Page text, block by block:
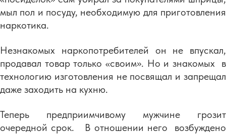
мыл пол и посуду, необходимую для приготовления
наркотика.
Незнакомых наркопотребителей он не впускал,
продавал товар только «своим». Но и знакомых в
технологию изготовления не посвящал и запрещал
даже заходить на кухню.
Теперь предприимчивому мужчине грозит
очередной срок. В отношении него возбуждено